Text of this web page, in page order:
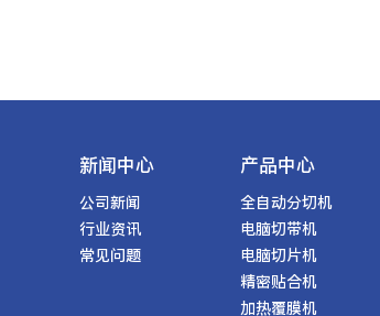
新闻中心
公司新闻
行业资讯
常见问题
产品中心
全自动分切机
电脑切带机
电脑切片机
精密贴合机
加热覆膜机